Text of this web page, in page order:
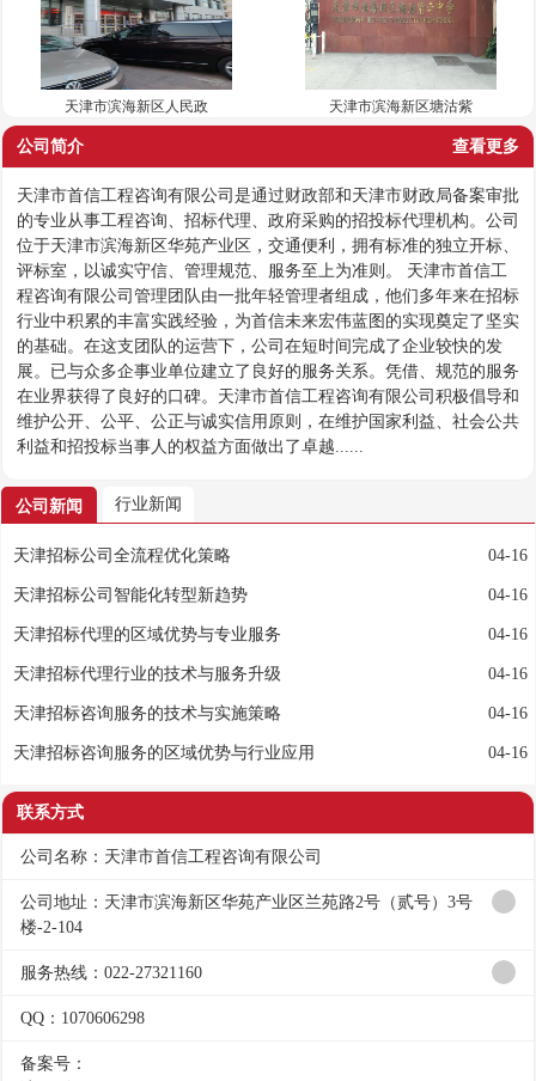
天津市滨海新区人民政 天津市滨海新区塘沽紫
查看更多
公司简介
天津市首信工程咨询有限公司是通过财政部和天津市财政局备案审批
的专业从事工程咨询、招标代理、政府采购的招投标代理机构。公司
位于天津市滨海新区华苑产业区，交通便利，拥有标准的独立开标、
评标室，以诚实守信、管理规范、服务至上为准则。 天津市首信工
程咨询有限公司管理团队由一批年轻管理者组成，他们多年来在招标
行业中积累的丰富实践经验，为首信未来宏伟蓝图的实现奠定了坚实
的基础。在这支团队的运营下，公司在短时间完成了企业较快的发
展。已与众多企事业单位建立了良好的服务关系。凭借、规范的服务
在业界获得了良好的口碑。天津市首信工程咨询有限公司积极倡导和
维护公开、公平、公正与诚实信用原则，在维护国家利益、社会公共
利益和招投标当事人的权益方面做出了卓越......
公司新闻 行业新闻
04-16
天津招标公司全流程优化策略
04-16
天津招标公司智能化转型新趋势
04-16
天津招标代理的区域优势与专业服务
04-16
天津招标代理行业的技术与服务升级
04-16
天津招标咨询服务的技术与实施策略
04-16
天津招标咨询服务的区域优势与行业应用
联系方式
公司名称：天津市首信工程咨询有限公司
公司地址：天津市滨海新区华苑产业区兰苑路2号（贰号）3号
楼-2-104
服务热线：022-27321160
QQ：1070606298
备案号：